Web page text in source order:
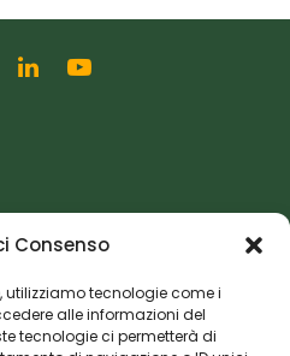
Consenso
utilizziamo tecnologie come i
alle informazioni del
tecnologie ci permetterà di